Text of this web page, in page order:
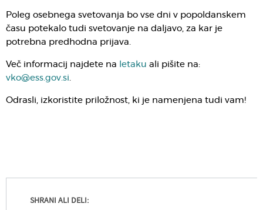
Poleg osebnega svetovanja bo vse dni v popoldanskem
času potekalo tudi svetovanje na daljavo, za kar je
potrebna predhodna prijava.
Več informacij najdete na letaku ali pišite na:
vko@ess.gov.si
Odrasli, izkoristite priložnost, ki je namenjena tudi vam!
SHRANI ALI DELI: